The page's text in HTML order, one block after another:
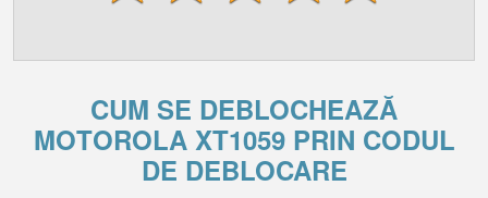
CUM SE DEBLOCHEAZĂ
MOTOROLA XT1059 PRIN CODUL
DE DEBLOCARE